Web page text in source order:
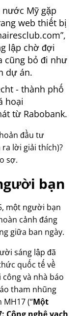
Mỹ gặp
web thiết bị
,
lập chờ đợi
cũng bỏ đi như
dự án.
- thành phố
hoại
từ Rabobank.
đầu tư
lời giải thích)?
sợ.
bạn
một người bạn
cảnh đáng
giữa ban ngày.
sáng lập đã
quốc tế về
và nhà báo
tham nhũng
MH17( Một